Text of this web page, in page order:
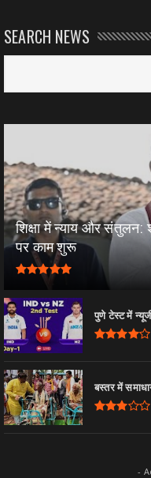
SEARCH NEWS
शिक्षा में न्याय और संतुलन:
पर काम शुरू
पुणे टेस्ट में
बस्तर में
-